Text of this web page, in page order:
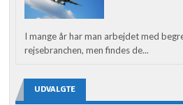
I mange år har man arbejdet med
rejsebranchen, men findes de...
UDVALGTE